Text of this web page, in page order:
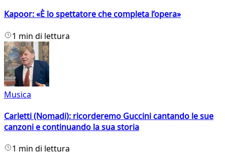
Kapoor: «È lo spettatore che completa l’opera»
1 min di lettura
Musica
Carletti (Nomadi): ricorderemo Guccini cantando le sue
canzoni e continuando la sua storia
1 min di lettura